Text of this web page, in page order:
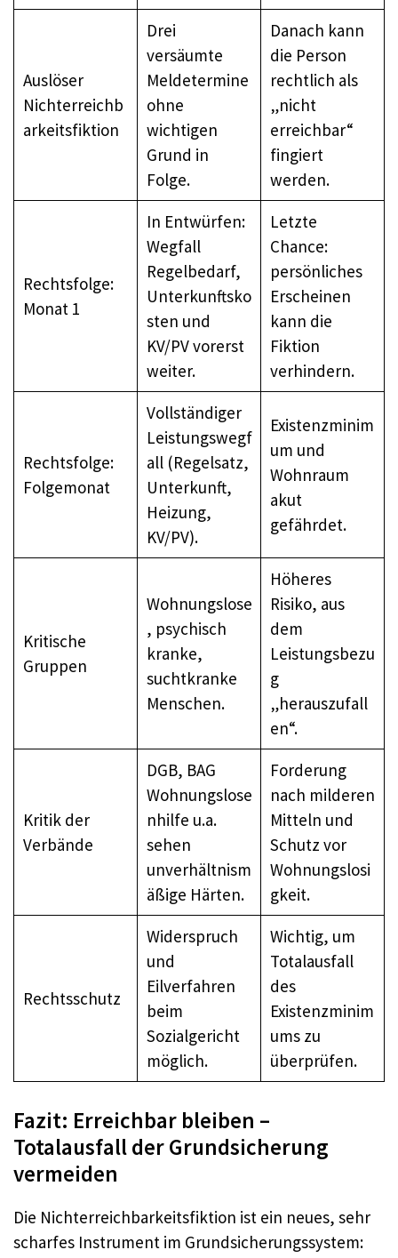
Auslöser
Nichterreichb
arkeitsfiktion
Drei
versäumte
Meldetermine
ohne
wichtigen
Grund in
Folge.
Danach kann
die Person
rechtlich als
„nicht
erreichbar“
fingiert
werden.
Rechtsfolge:
Monat 1
In Entwürfen:
Wegfall
Regelbedarf,
Unterkunftsko
sten und
KV/PV vorerst
weiter.
Letzte
Chance:
persönliches
Erscheinen
kann die
Fiktion
verhindern.
Rechtsfolge:
Folgemonat
Vollständiger
Leistungswegf
all (Regelsatz,
Unterkunft,
Heizung,
KV/PV).
Existenzminim
um und
Wohnraum
akut
gefährdet.
Kritische
Gruppen
Wohnungslose
, psychisch
kranke,
suchtkranke
Menschen.
Höheres
Risiko, aus
dem
Leistungsbezu
g
„herauszufall
en“.
Kritik der
Verbände
DGB, BAG
Wohnungslose
nhilfe u.a.
sehen
unverhältnism
äßige Härten.
Forderung
nach milderen
Mitteln und
Schutz vor
Wohnungslosi
gkeit.
Rechtsschutz
Widerspruch
und
Eilverfahren
beim
Sozialgericht
möglich.
Wichtig, um
Totalausfall
des
Existenzminim
ums zu
überprüfen.
Fazit: Erreichbar bleiben –
Totalausfall der Grundsicherung
vermeiden
Die Nichterreichbarkeitsfiktion ist ein neues, sehr
scharfes Instrument im Grundsicherungssystem: